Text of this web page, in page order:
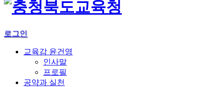
로그인
교육감 윤건영
인사말
프로필
공약과 실천